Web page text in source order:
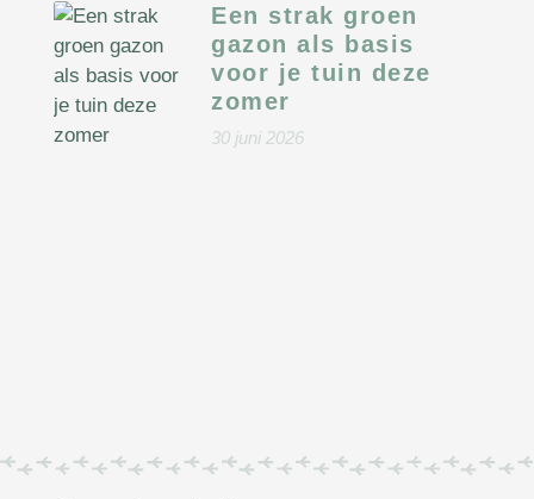
Een strak groen
gazon als basis
voor je tuin deze
zomer
30 juni 2026